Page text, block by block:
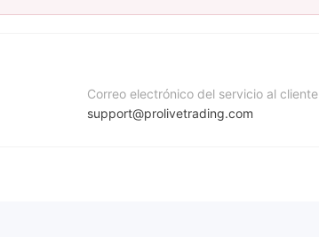
Correo electrónico del servicio al cliente
support@prolivetrading.com